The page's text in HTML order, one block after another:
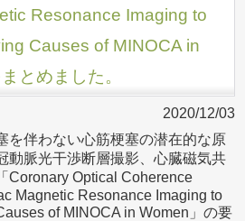
Resonance Imaging to
Causes of MINOCA in
とめました。
2020/12/03
を伴わない心筋梗塞の潜在的な原
動脈光干渉断層撮影、心臓磁気共
Coronary Optical Coherence
Magnetic Resonance Imaging to
of MINOCA in Women」の要